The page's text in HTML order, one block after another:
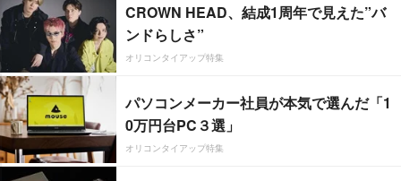
CROWN HEAD、結成1周年で見えた”バ
ンドらしさ”
オリコンタイアップ特集
パソコンメーカー社員が本気で選んだ「1
0万円台PC３選」
オリコンタイアップ特集